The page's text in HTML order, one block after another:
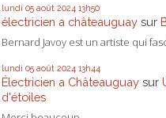
lundi 05 août 2024 13h50
électricien a châteauguay sur
Bernard Javoy est un artiste qui
lundi 05 août 2024 13h44
Électricien a Châteauguay sur
d'étoiles